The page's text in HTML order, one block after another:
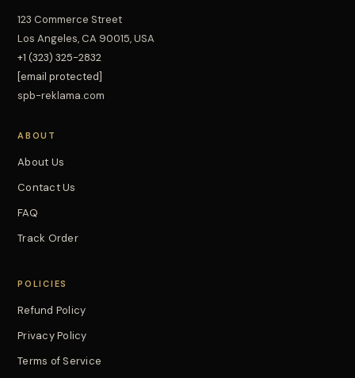
123 Commerce Street
Los Angeles, CA 90015, USA
+1 (323) 325-2832
[email protected]
spb-reklama.com
ABOUT
About Us
Contact Us
FAQ
Track Order
POLICIES
Refund Policy
Privacy Policy
Terms of Service